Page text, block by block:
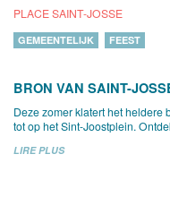
PLACE SAINT-JOSSE
GEMEENTELIJK FEEST
BRON VAN SAINT-
Deze zomer klatert het heldere
tot op het Sint-Joostplein.
LIRE PLUS